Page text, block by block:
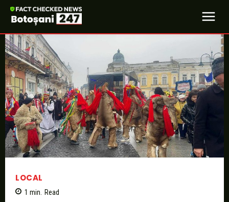
LOCAL
1 min. Read